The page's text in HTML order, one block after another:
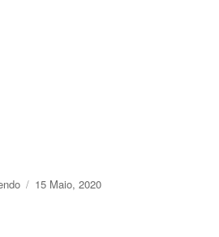
Publicado
15 Maio, 2020